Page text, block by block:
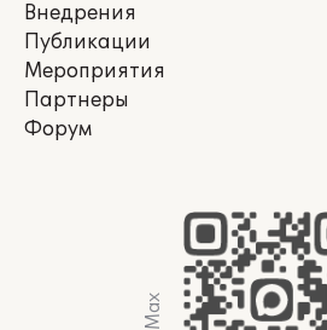
Внедрения
Публикации
Мероприятия
Партнеры
Форум